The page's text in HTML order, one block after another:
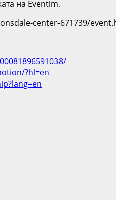
на Eventim.
center-671739/
?hl=en